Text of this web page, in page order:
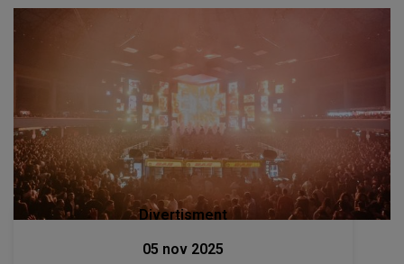
Divertisment
05 nov 2025